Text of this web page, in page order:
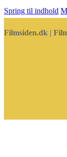
Spring til indhold
Filmsiden.dk |